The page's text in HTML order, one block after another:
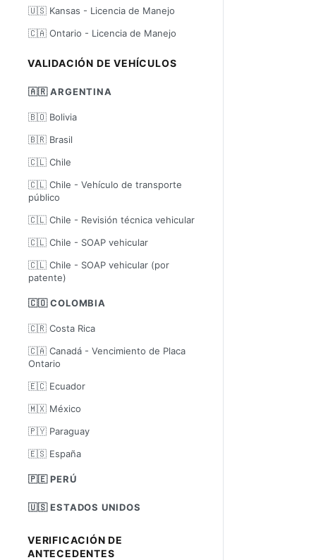
🇺🇸 Kansas - Licencia de Manejo
🇨🇦 Ontario - Licencia de Manejo
VALIDACIÓN DE VEHÍCULOS
🇦🇷 ARGENTINA
🇧🇴 Bolivia
🇧🇷 Brasil
🇨🇱 Chile
🇨🇱 Chile - Vehículo de transporte
público
🇨🇱 Chile - Revisión técnica vehicular
🇨🇱 Chile - SOAP vehicular
🇨🇱 Chile - SOAP vehicular (por
patente)
🇨🇴 COLOMBIA
🇨🇷 Costa Rica
🇨🇦 Canadá - Vencimiento de Placa
Ontario
🇪🇨 Ecuador
🇲🇽 México
🇵🇾 Paraguay
🇪🇸 España
🇵🇪 PERÚ
🇺🇸 ESTADOS UNIDOS
VERIFICACIÓN DE
ANTECEDENTES